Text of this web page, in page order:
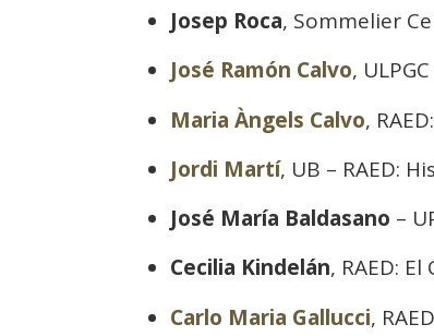
Josep Roca, Sommelier
José Ramón Calvo,
Maria Àngels Calvo,
Jordi Martí, UB – RAED:
José María Baldasano –
Cecilia Kindelán, RAED:
Carlo Maria Gallucci,